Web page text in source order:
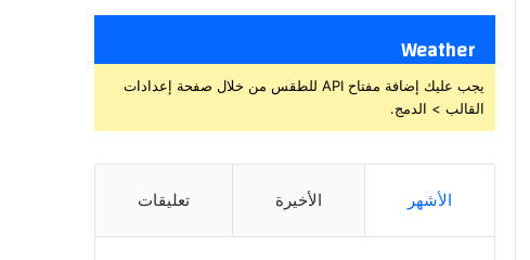
Weather
يجب عليك إضافة مفتاح API للطقس من خلال صفحة إعدادات
القالب > الدمج.
الأشهر الأخيرة تعليقات